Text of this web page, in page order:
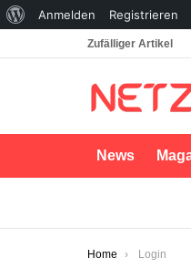
Zufälliger Artikel
News
You are here:
Home Login
Über
Anmelden Registrieren